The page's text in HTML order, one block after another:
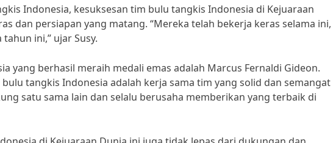
Indonesia, kesuksesan tim bulu tangkis Indonesia di Kejuaraan
dan persiapan yang matang. “Mereka telah bekerja keras selama ini,
ini,” ujar Susy.
yang berhasil meraih medali emas adalah Marcus Fernaldi Gideon.
tangkis Indonesia adalah kerja sama tim yang solid dan semangat
satu sama lain dan selalu berusaha memberikan yang terbaik di